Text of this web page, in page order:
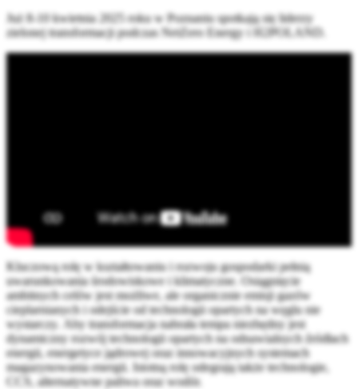
Już 8-10 kwietnia 2025 roku w Poznaniu spotkają się liderzy
zielonej transformacji podczas NetZero Energy i H2POLAND.
Kluczową rolę w kształtowaniu i rozwoju gospodarki pełnią
uwarunkowania środowiskowe i klimatyczne. Osiągnięcie
ambitnych celów jest możliwe, ale organicznie emisji gazów
cieplarnianych i odejście od technologii opartych na węglu nie
wystarczy. Aby transformacja nabrała tempa niezbędny jest
dynamiczny rozwój technologii opartych na odnawialnych źródłach
energii, energetyce jądrowej oraz innowacyjnych systemach
magazynowania energii. Istotną rolę odegrają także technologie,
CCS, alternatywne paliwa oraz wodór.